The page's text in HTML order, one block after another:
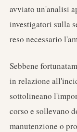
avviato un'analisi
investigatori sulla
reso necessario
Sebbene
in relazione
sottolineano
corso e sollevano
manutenzione o